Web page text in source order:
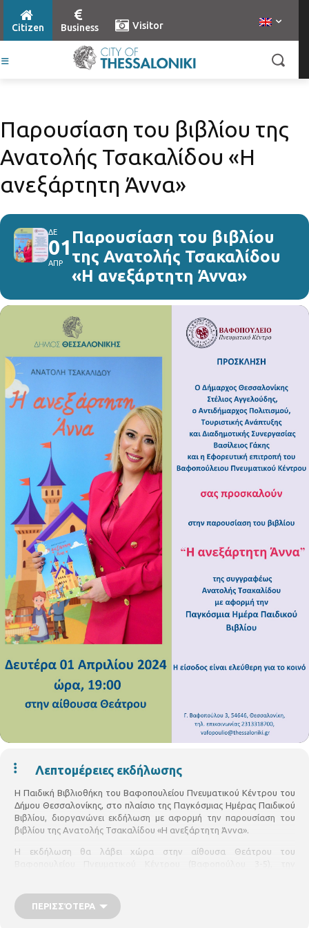
Citizen Business Visitor
Παρουσίαση του βιβλίου της
Ανατολής Τσακαλίδου «Η
ανεξάρτητη Άννα»
ΔΕ
01
ΑΠΡ
Παρουσίαση του βιβλίου
της Ανατολής Τσακαλίδου
«Η ανεξάρτητη Άννα»
Λεπτομέρειες εκδήλωσης
Η Παιδική Βιβλιοθήκη του Βαφοπουλείου Πνευματικού Κέντρου του
Δήμου Θεσσαλονίκης, στο πλαίσιο της Παγκόσμιας Ημέρας Παιδικού
Βιβλίου, διοργανώνει εκδήλωση με αφορμή την παρουσίαση του
βιβλίου της Ανατολής Τσακαλίδου «Η ανεξάρτητη Άννα».
Η εκδήλωση θα λάβει χώρα στην αίθουσα Θεάτρου του
Η συγγραφέας θα συζητήσει με το κοινό για τη σημαντικότητα της
επαφής των παιδιών με το βιβλίο και τα μηνύματα που μπορούν να
ΠΕΡΙΣΣΌΤΕΡΑ